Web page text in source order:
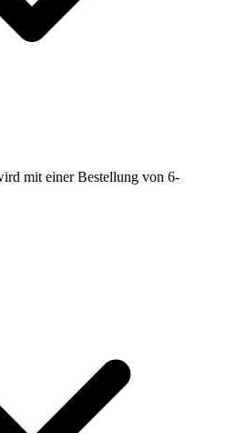
mit einer Bestellung von 6-